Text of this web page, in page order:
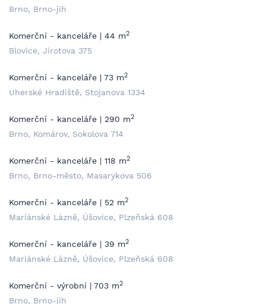
Brno, Brno-jih
Komerční - kanceláře | 44 m2
Blovice, Jirotova 375
Komerční - kanceláře | 73 m2
Uherské Hradiště, Stojanova 1334
Komerční - kanceláře | 290 m2
Brno, Komárov, Sokolova 714
Komerční - kanceláře | 118 m2
Brno, Brno-město, Masarykova 506
Komerční - kanceláře | 52 m2
Mariánské Lázně, Úšovice, Plzeňská 608
Komerční - kanceláře | 39 m2
Mariánské Lázně, Úšovice, Plzeňská 608
Komerční - výrobní | 703 m2
Brno, Brno-jih